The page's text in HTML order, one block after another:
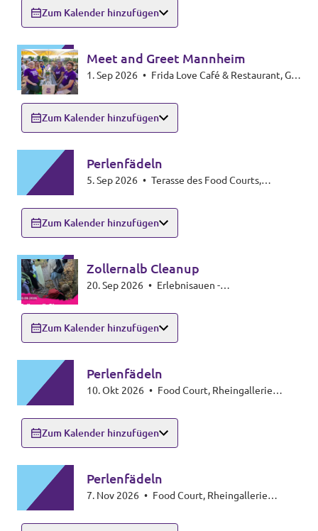
Unsere Teams in BW
Transparenz
Datenschutz
Impressum
Zum Kalender hinzufügen
Meet and Greet Mannheim
1. Sep 2026 •
Zum Kalender hinzufügen
Perlenfädeln
5. Sep 2026 •
Zum Kalender hinzufügen
Zollernalb Cleanup
20. Sep 2026 •
Zum Kalender hinzufügen
Perlenfädeln
10. Okt 2026 •
Zum Kalender hinzufügen
Perlenfädeln
7. Nov 2026 •